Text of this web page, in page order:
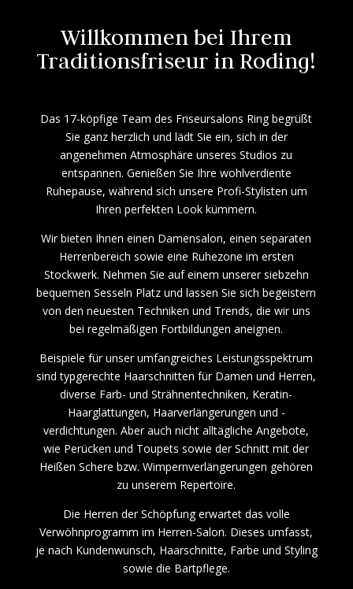
Willkommen bei Ihrem
Traditionsfriseur in Roding!
Das 17-köpfige Team des Friseursalons Ring begrüßt
Sie ganz herzlich und lädt Sie ein, sich in der
angenehmen Atmosphäre unseres Studios zu
entspannen. Genießen Sie Ihre wohlverdiente
Ruhepause, während sich unsere Profi-Stylisten um
Ihren perfekten Look kümmern.
Wir bieten Ihnen einen Damensalon, einen separaten
Herrenbereich sowie eine Ruhezone im ersten
Stockwerk. Nehmen Sie auf einem unserer siebzehn
bequemen Sesseln Platz und lassen Sie sich begeistern
von den neuesten Techniken und Trends, die wir uns
bei regelmäßigen Fortbildungen aneignen.
Beispiele für unser umfangreiches Leistungsspektrum
sind typgerechte Haarschnitten für Damen und Herren,
diverse Farb- und Strähnentechniken, Keratin-
Haarglättungen, Haarverlängerungen und -
verdichtungen. Aber auch nicht alltägliche Angebote,
wie Perücken und Toupets sowie der Schnitt mit der
Heißen Schere bzw. Wimpernverlängerungen gehören
zu unserem Repertoire.
Die Herren der Schöpfung erwartet das volle
Verwöhnprogramm im Herren-Salon. Dieses umfasst,
je nach Kundenwunsch, Haarschnitte, Farbe und Styling
sowie die Bartpflege.